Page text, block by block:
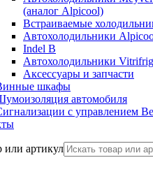
(аналог Alpicool)
Встраиваемые
Автохолодильники
Indel B
Автохолодильники
Аксессуары и запчасти
шкафы
автомобиля
с управлением
или артикул